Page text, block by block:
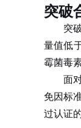
突破
突破
量值低
霉菌毒
面对
免因标
过认证